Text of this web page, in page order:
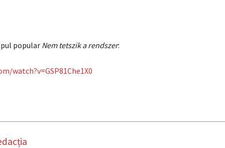
popular Nem tetszik a rendszer:
watch?v=GSP81Che1X0